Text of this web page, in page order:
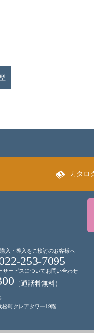
カタロ
入・導入をご検討のお客様へ
253-7095
サービスについてお問い合わせ
（通話料無料）
松町クレアタワー19階